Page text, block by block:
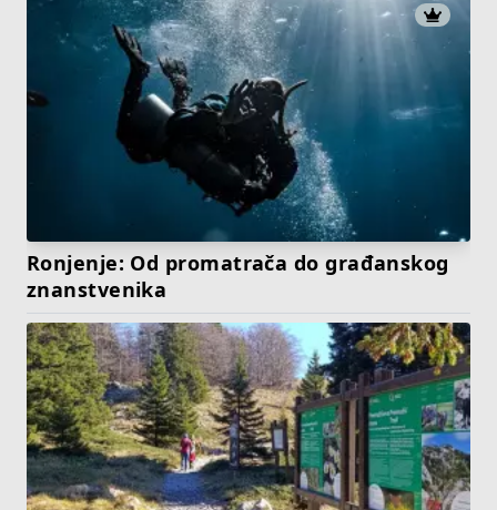
Ronjenje: Od promatrača do građanskog
znanstvenika